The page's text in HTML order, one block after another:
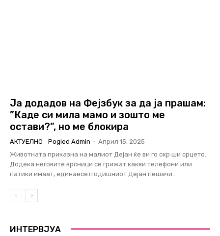
Ја додадов на Фејзбук за да ја прашам:
”Каде си мила мамо и зошто ме
остави?”, но ме блокира
АКТУЕЛНО Pogled Admin - Април 15, 2025
Животната приказна на малиот Дејан ќе ви го скр ши срцето.
Додека неговите врсници се грижат какви телефони или
патики имаат, единаесетгодишниот Дејан пешачи...
ИНТЕРВЈУА